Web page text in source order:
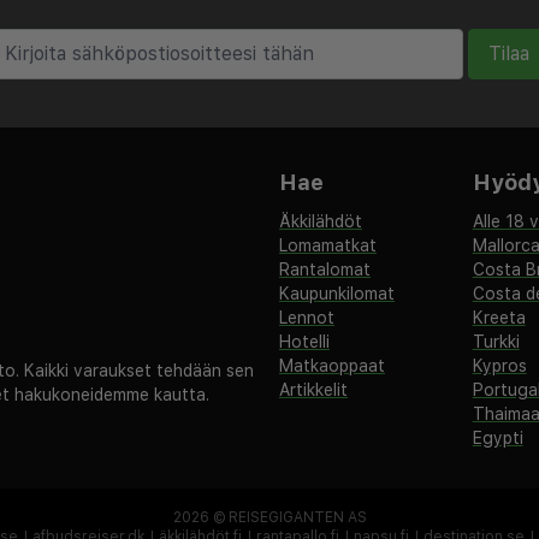
/ 17,3 mi
(SKG-
Palveluihin kuuluu
sekä ilmainen
paikan päällä
Tilaa
Kaikki varaukset tehdään sen
hakukoneidemme kautta.
Hae
Äkkilähdöt
Lomamatkat
Rantalomat
Kaupunkilomat
Lennot
Hotelli
Matkaoppaat
Artikkelit
Alle 18
Mallorca
Costa
Costa
Kreeta
Turkki
Kypros
Thaimaa
Egypti
2026 © REISEGIGANTEN AS